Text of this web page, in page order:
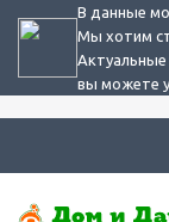
В данные
Мы хотим
вы можете